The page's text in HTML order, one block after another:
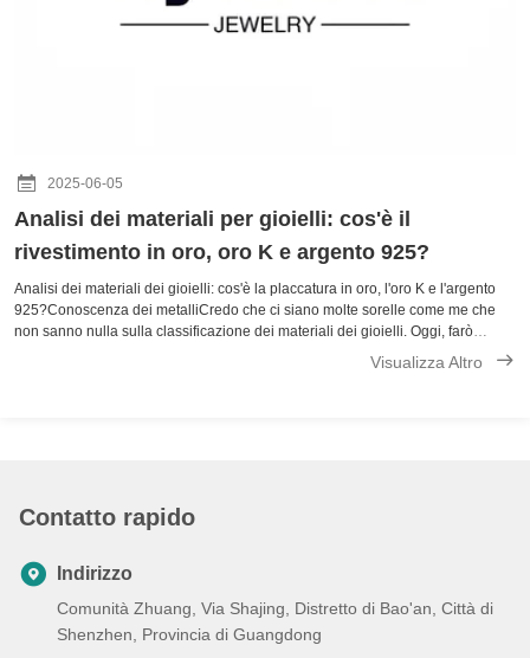
2025-06-05
Analisi dei materiali per gioielli: cos'è il
rivestimento in oro, oro K e argento 925?
Analisi dei materiali dei gioielli: cos'è la placcatura in oro, l'oro K e l'argento
925?Conoscenza dei metalliCredo che ci siano molte sorelle come me che
non sanno nulla sulla classificazione dei materiali dei gioielli. Oggi, farò
chiarezza su tutto ciò che riguarda i materiali dei gioielli. Tutto ...Visualizza Altro
Contatto rapido
Indirizzo
Comunità Zhuang, Via Shajing, Distretto di Bao'an, Città di
Shenzhen, Provincia di Guangdong